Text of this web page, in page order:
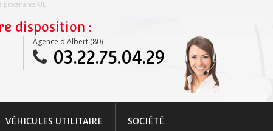
UE.
disposition :
Agence d'Albert (80)
03.22.75.04.29
VÉHICULES UTILITAIRE SOCIÉTÉ